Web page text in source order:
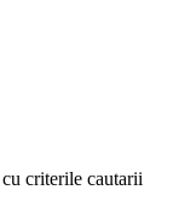
criterile cautarii